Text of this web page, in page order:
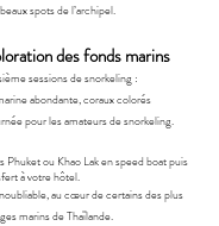
spots de l’archipel.
des fonds marins
sessions de snorkeling :
abondante, coraux colorés
pour les amateurs de snorkeling.
Phuket ou Khao Lak en speed boat puis
à votre hôtel.
au cœur de certains des plus
marins de Thaïlande.